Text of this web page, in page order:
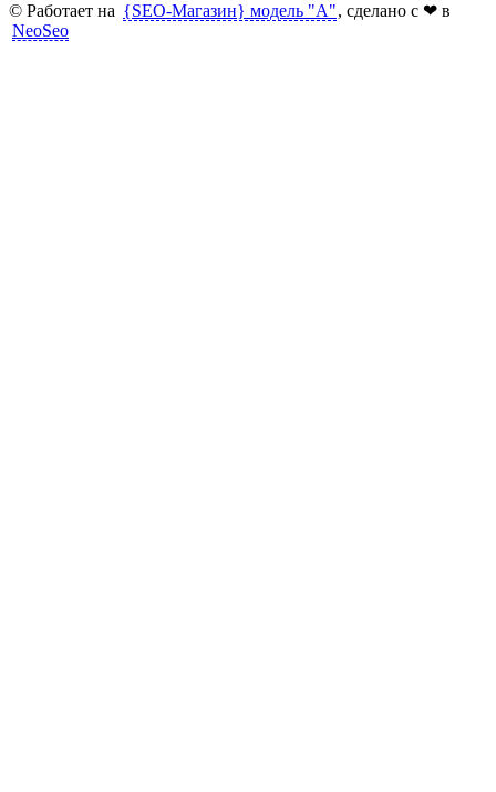
© Работает на {SEO-Магазин} модель "А", сделано c ❤ в
NeoSeo